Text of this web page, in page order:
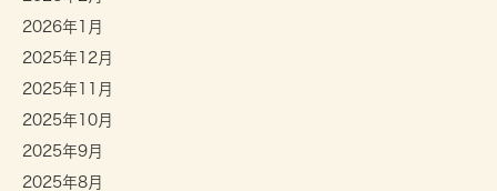
2026年1月
2025年12月
2025年11月
2025年10月
2025年9月
2025年8月